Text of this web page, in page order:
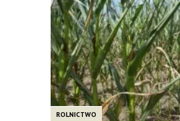
ROLNICTWO